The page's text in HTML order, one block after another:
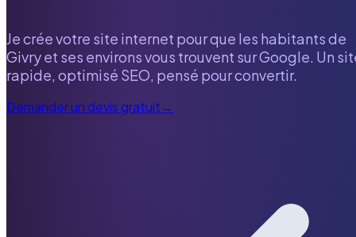
Je crée votre site internet pour que les habitants de
Givryet ses environs vous trouvent sur Google. Un
rapide, optimisé SEO, pensé pour convertir.
Demander un devis gratuit→